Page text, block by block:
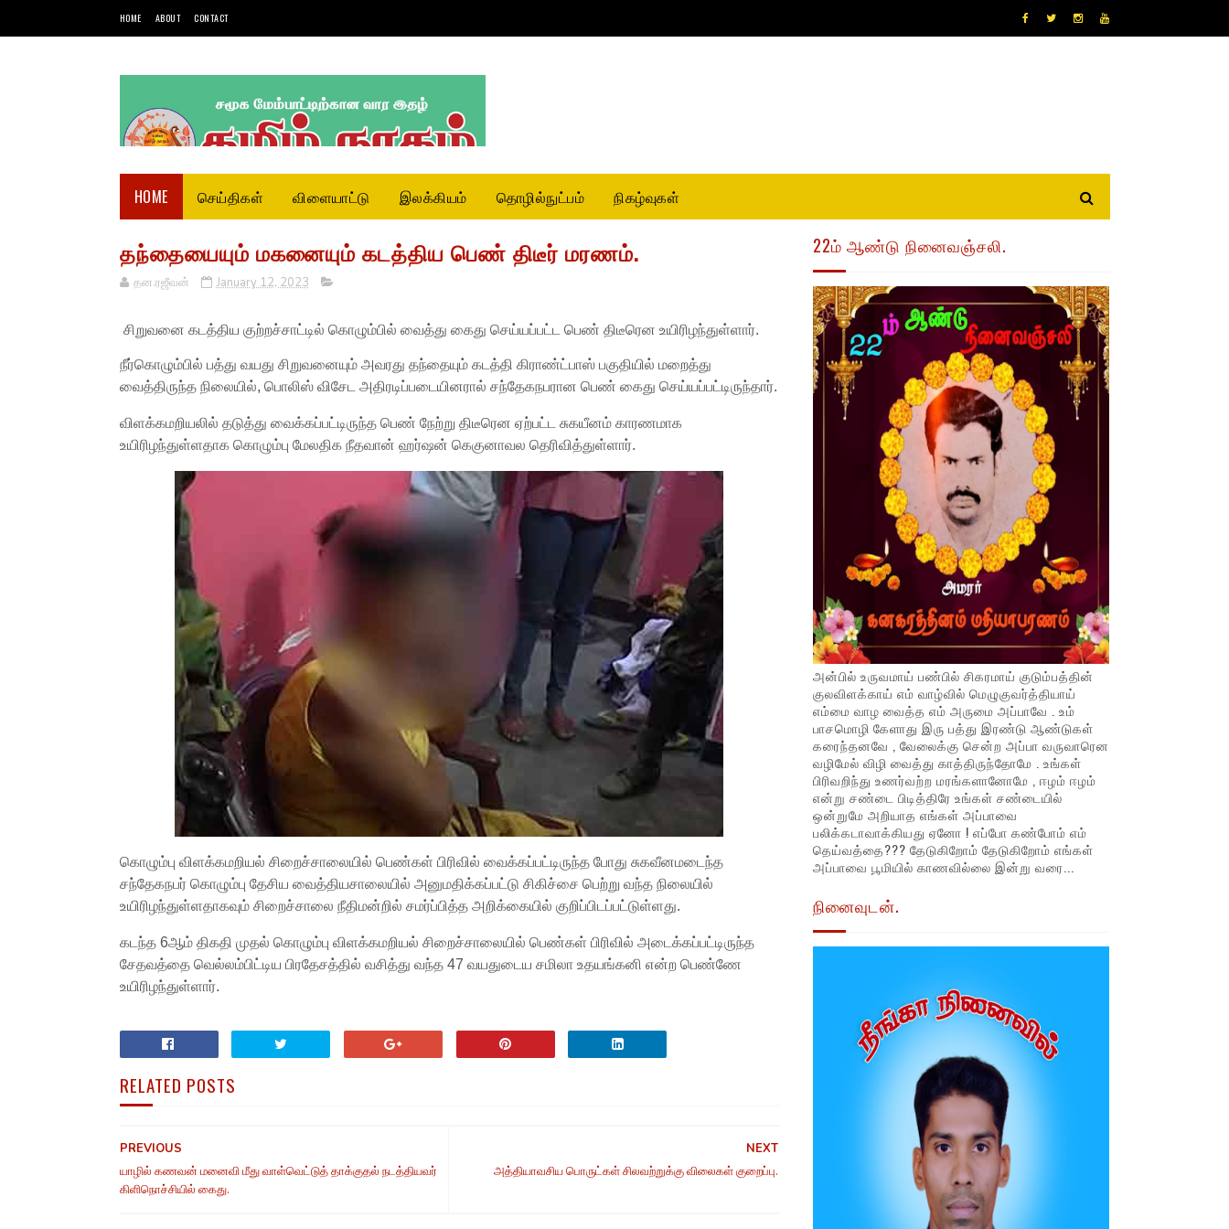
HOME ABOUT CONTACT
HOME செய்திகள் விளையாட்டு இலக்கியம் தொழில்நுட்பம் நிகழ்வுகள்
தந்தையையும் மகனையும் கடத்திய பெண் திடீர் மரணம்.
தன.ரஜீவன் January 12, 2023
சிறுவனை கடத்திய குற்றச்சாட்டில் கொழும்பில் வைத்து கைது செய்யப்பட்ட பெண் திடீரென உயிரிழந்துள்ளார்.
நீர்கொழும்பில் பத்து வயது சிறுவனையும் அவரது தந்தையும் கடத்தி கிராண்ட்பாஸ் பகுதியில் மறைத்து
வைத்திருந்த நிலையில், பொலிஸ் விசேட அதிரடிப்படையினரால் சந்தேகநபரான பெண் கைது செய்யப்பட்டிருந்தார்.
விளக்கமறியலில் தடுத்து வைக்கப்பட்டிருந்த பெண் நேற்று திடீரென ஏற்பட்ட சுகயீனம் காரணமாக
உயிரிழந்துள்ளதாக கொழும்பு மேலதிக நீதவான் ஹர்ஷன் கெகுனாவல தெரிவித்துள்ளார்.
கொழும்பு விளக்கமறியல் சிறைச்சாலையில் பெண்கள் பிரிவில் வைக்கப்பட்டிருந்த போது சுகவீனமடைந்த
சந்தேகநபர் கொழும்பு தேசிய வைத்தியசாலையில் அனுமதிக்கப்பட்டு சிகிச்சை பெற்று வந்த நிலையில்
உயிரிழந்துள்ளதாகவும் சிறைச்சாலை நீதிமன்றில் சமர்ப்பித்த அறிக்கையில் குறிப்பிடப்பட்டுள்ளது.
கடந்த 6ஆம் திகதி முதல் கொழும்பு விளக்கமறியல் சிறைச்சாலையில் பெண்கள் பிரிவில் அடைக்கப்பட்டிருந்த
சேதவத்தை வெல்லம்பிட்டிய பிரதேசத்தில் வசித்து வந்த 47 வயதுடைய சமிலா உதயங்கனி என்ற பெண்ணே
உயிரிழந்துள்ளார்.
RELATED POSTS
NEXT
அத்தியாவசிய பொருட்கள் சிலவற்றுக்கு விலைகள் குறைப்பு.
PREVIOUS
யாழில் கணவன் மனைவி மீது வாள்வெட்டுத் தாக்குதல் நடத்தியவர்
கிளிநொச்சியில் கைது.
22ம் ஆண்டு நினைவஞ்சலி.
அன்பில் உருவமாய் பண்பில் சிகரமாய் குடும்பத்தின்
குலவிளக்காய் எம் வாழ்வில் மெழுகுவர்த்தியாய்
எம்மை வாழ வைத்த எம் அருமை அப்பாவே . உம்
பாசமொழி கேளாது இரு பத்து இரண்டு ஆண்டுகள்
கரைந்தனவே , வேலைக்கு சென்ற அப்பா வருவாரென
வழிமேல் விழி வைத்து காத்திருந்தோமே . உங்கள்
பிரிவறிந்து உணர்வற்ற மரங்களானோமே , ஈழம் ஈழம்
என்று சண்டை பிடித்திரே உங்கள் சண்டையில்
ஒன்றுமே அறியாத எங்கள் அப்பாவை
பலிக்கடாவாக்கியது ஏனோ ! எப்போ கண்போம் எம்
தெய்வத்தை??? தேடுகிறோம் தேடுகிறோம் எங்கள்
அப்பாவை பூமியில் காணவில்லை இன்று வரை...
நினைவுடன்.